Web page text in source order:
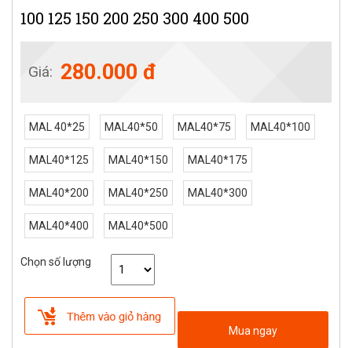
100 125 150 200 250 300 400 500
Giá: 280.000 đ
MAL 40*25 MAL40*50 MAL40*75 MAL40*100
MAL40*125 MAL40*150 MAL40*175
MAL40*200 MAL40*250 MAL40*300
MAL40*400 MAL40*500
Chọn số lượng
Mua ngay